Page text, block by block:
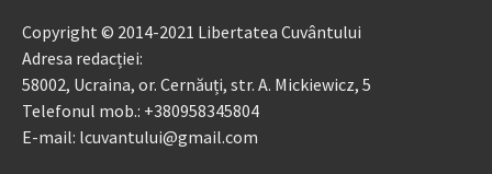
Copyright © 2014-2021 Libertatea Cuvântului
Adresa redacției:
58002, Ucraina, or. Cernăuți, str. A. Mickiewicz, 5
Telefonul mob.: +380958345804
E-mail: lcuvantului@gmail.com